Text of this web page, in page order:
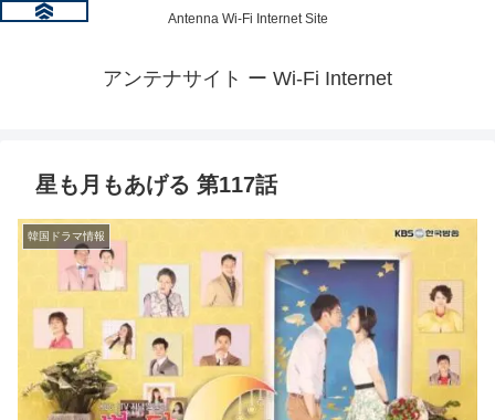
Antenna Wi-Fi Internet Site
アンテナサイト ー Wi-Fi Internet
星も月もあげる 第117話
韓国ドラマ情報